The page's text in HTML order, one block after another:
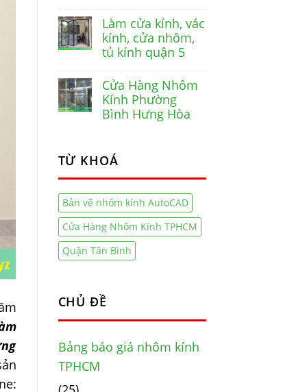
Làm cửa kính, vác
kính, cửa nhôm,
tủ kính quận 5
Cửa Hàng Nhôm
Kính Phường
Bình Hưng Hòa
TỪ KHOÁ
Bản vẽ nhôm kính AutoCAD
Cửa Hàng Nhôm Kính TPHCM
Quận Tân Bình
CHỦ ĐỀ
Bảng báo giá nhôm kính
TPHCM